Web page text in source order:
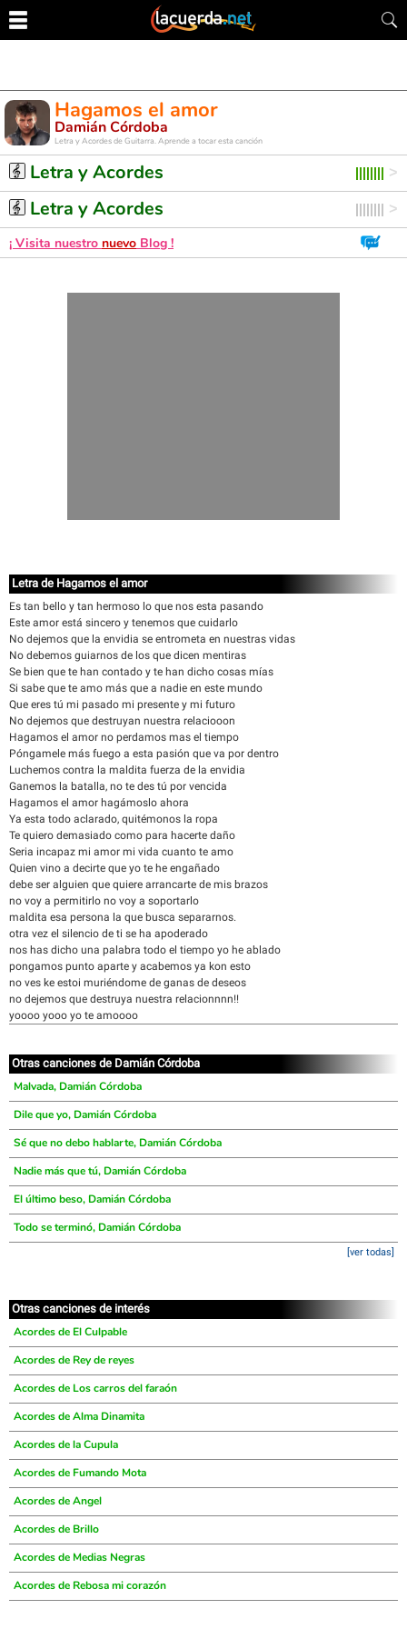
Hagamos el amor
Damián Córdoba
Letra y Acordes de Guitarra. Aprende a tocar esta canción
Letra y Acordes
Letra y Acordes
¡ Visita nuestro nuevo Blog !
Letra de Hagamos el amor
Es tan bello y tan hermoso lo que nos esta pasando
Este amor está sincero y tenemos que cuidarlo
No dejemos que la envidia se entrometa en nuestras vidas
No debemos guiarnos de los que dicen mentiras
Se bien que te han contado y te han dicho cosas mías
Si sabe que te amo más que a nadie en este mundo
Que eres tú mi pasado mi presente y mi futuro
No dejemos que destruyan nuestra relaciooon
Hagamos el amor no perdamos mas el tiempo
Póngamele más fuego a esta pasión que va por dentro
Luchemos contra la maldita fuerza de la envidia
Ganemos la batalla, no te des tú por vencida
Hagamos el amor hagámoslo ahora
Ya esta todo aclarado, quitémonos la ropa
Te quiero demasiado como para hacerte daño
Seria incapaz mi amor mi vida cuanto te amo
Quien vino a decirte que yo te he engañado
debe ser alguien que quiere arrancarte de mis brazos
no voy a permitirlo no voy a soportarlo
maldita esa persona la que busca separarnos.
otra vez el silencio de ti se ha apoderado
nos has dicho una palabra todo el tiempo yo he ablado
pongamos punto aparte y acabemos ya kon esto
no ves ke estoi muriéndome de ganas de deseos
no dejemos que destruya nuestra relacionnnn!!
yoooo yooo yo te amoooo
Otras canciones de Damián Córdoba
Malvada, Damián Córdoba
Dile que yo, Damián Córdoba
Sé que no debo hablarte, Damián Córdoba
Nadie más que tú, Damián Córdoba
El último beso, Damián Córdoba
Todo se terminó, Damián Córdoba
[ver todas]
Otras canciones de interés
Acordes de El Culpable
Acordes de Rey de reyes
Acordes de Los carros del faraón
Acordes de Alma Dinamita
Acordes de la Cupula
Acordes de Fumando Mota
Acordes de Angel
Acordes de Brillo
Acordes de Medias Negras
Acordes de Rebosa mi corazón